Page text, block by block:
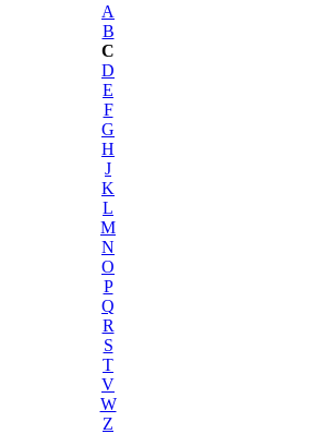
A
B
C
D
E
F
G
H
J
K
L
M
N
O
P
Q
R
S
T
V
W
Z